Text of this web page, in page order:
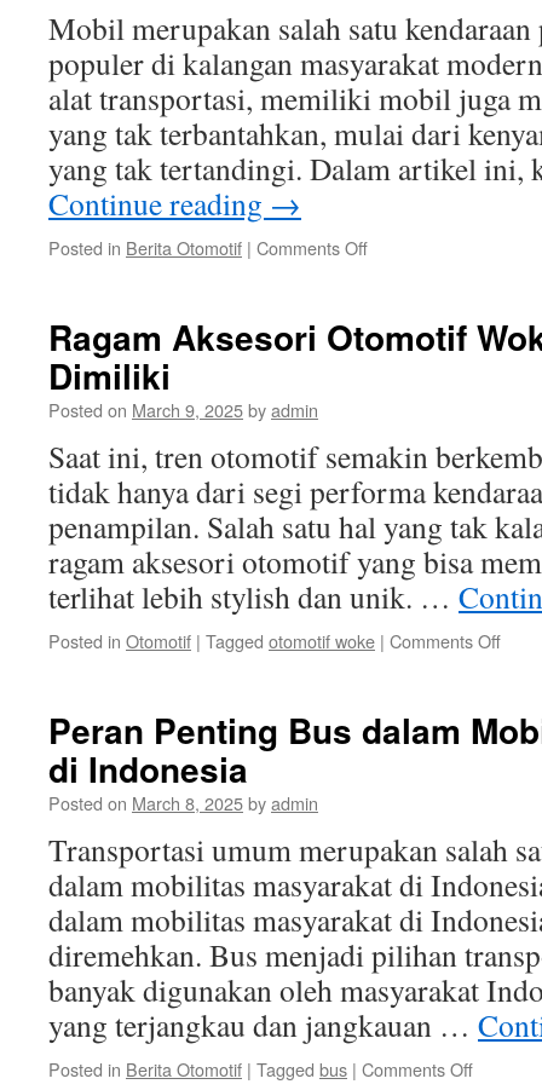
Mobil merupakan salah satu
populer di kalangan masyarakat
alat transportasi, memiliki mobil juga
yang tak terbantahkan, mulai dari
yang tak tertandingi. Dalam artikel ini,
Continue reading →
Posted in Berita Otomotif | Comments Offon
Wow:
Tak
Tertandingi
Ragam Aksesori Otomotif
Dimiliki
Posted on March 9, 2025byadmin
Saat ini, tren otomotif semakin
tidak hanya dari segi performa
penampilan. Salah satu hal yang tak
ragam aksesori otomotif yang bisa
terlihat lebih stylish dan unik. …
Posted in Otomotif | Tagged otomotif woke | Comments Offon
Peran Penting Bus dalam
di Indonesia
Posted on March 8, 2025byadmin
Transportasi umum merupakan salah
dalam mobilitas masyarakat di
dalam mobilitas masyarakat di
diremehkan. Bus menjadi pilihan
banyak digunakan oleh masyarakat
yang terjangkau dan jangkauan …
Posted in Berita Otomotif | Tagged bus | Comments Offon